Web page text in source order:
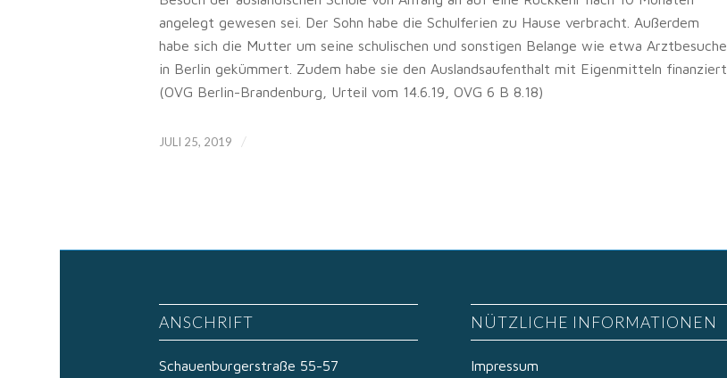
angelegt gewesen sei. Der Sohn habe die Schulferien zu Hause verbracht. Außerdem
habe sich die Mutter um seine schulischen und sonstigen Belange wie etwa Arztbesuche
in Berlin gekümmert. Zudem habe sie den Auslandsaufenthalt mit Eigenmitteln finanziert.
(OVG Berlin-Brandenburg, Urteil vom 14.6.19, OVG 6 B 8.18)
JULI 25, 2019 /
ANSCHRIFT
Schauenburgerstraße 55-57
NÜTZLICHE INFORMATIONEN
Impressum